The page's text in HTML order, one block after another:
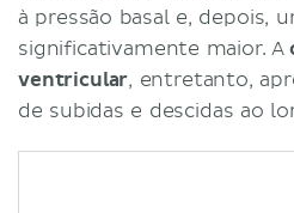
à pressão basal e, depois,
significativamente maior. A
ventricular, entretanto,
de subidas e descidas ao